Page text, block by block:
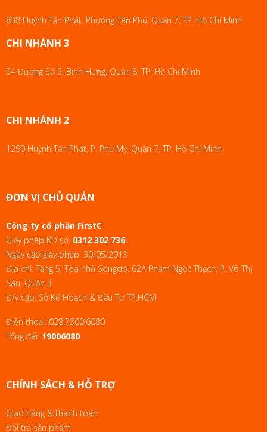
838 Huỳnh Tấn Phát, Phường Tân Phú, Quận 7, TP. Hồ Chí Minh
CHI NHÁNH 3
54 Đường Số 5, Bình Hưng, Quận 8, TP. Hồ Chí Minh
CHI NHÁNH 2
1290 Huỳnh Tấn Phát, P. Phú Mỹ, Quận 7, TP. Hồ Chí Minh
ĐƠN VỊ CHỦ QUẢN
Công ty cổ phần FirstC
Giấy phép KD số: 0312 302 736
Ngày cấp giấy phép: 30/05/2013
Địa chỉ: Tầng 5, Tòa nhà Songdo, 62A Phạm Ngọc Thạch, P. Võ Thị
Sáu, Quận 3
Đ/v cấp: Sở Kế Hoạch & Đầu Tư TP.HCM
Điện thoại: 028.7300.6080
Tổng đài: 19006080
CHÍNH SÁCH & HỖ TRỢ
Giao hàng & thanh toán
Đổi trả sản phẩm